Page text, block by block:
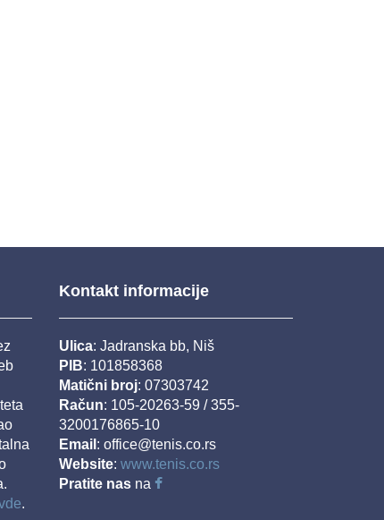
.
Kontakt informacije
Ulica: Jadranska bb, Niš
PIB: 101858368
Matični broj: 07303742
Račun: 105-20263-59 / 355-
3200176865-10
Email : office@tenis.co.rs
Website: www.tenis.co.rs
Pratite nasna